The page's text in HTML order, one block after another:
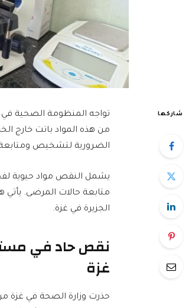
شاركها تواجه المنظومة الصحية في
من هذه المواد باتت خارج
الضرورية لتشخيص ومتابعة
يشمل النقص مواد حيوية
متابعة حالات المرضى.
الجزيرة في غزة.
نقص حاد في
غزة
حذرت وزارة الصحة في